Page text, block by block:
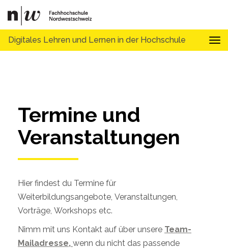
Digitales Lehren und Lernen in der Hochschule
Termine und
Veranstaltungen
Hier findest du Termine für
Weiterbildungsangebote, Veranstaltungen,
Vorträge, Workshops etc.
Nimm mit uns Kontakt auf über unsere Team-
Mailadresse, wenn du nicht das passende